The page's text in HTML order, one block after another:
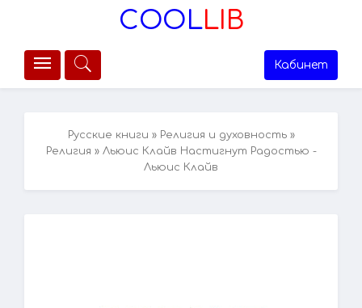
COOLLIB
Кабинет
Русские книги » Религия и духовность»
Религия » Льюис Клайв Настигнут Радостью -
Льюис Клайв